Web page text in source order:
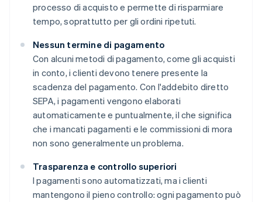
processo di acquisto e permette di risparmiare
tempo, soprattutto per gli ordini ripetuti.
Nessun termine di pagamento
Con alcuni metodi di pagamento, come gli acquisti
in conto, i clienti devono tenere presente la
scadenza del pagamento. Con l'addebito diretto
SEPA, i pagamenti vengono elaborati
automaticamente e puntualmente, il che significa
che i mancati pagamenti e le commissioni di mora
non sono generalmente un problema.
Trasparenza e controllo superiori
I pagamenti sono automatizzati, ma i clienti
mantengono il pieno controllo: ogni pagamento può